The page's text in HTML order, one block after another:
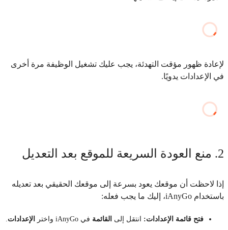
لإعادة ظهور مؤقت التهدئة، يجب عليك تشغيل الوظيفة مرة أخرى
في الإعدادات يدويًا.
2. منع العودة السريعة للموقع بعد التعديل
إذا لاحظت أن موقعك يعود بسرعة إلى موقعك الحقيقي بعد تعديله
باستخدام iAnyGo، إليك ما يجب فعله:
فتح قائمة الإعدادات: انتقل إلى القائمة في iAnyGo واختر الإعدادات.